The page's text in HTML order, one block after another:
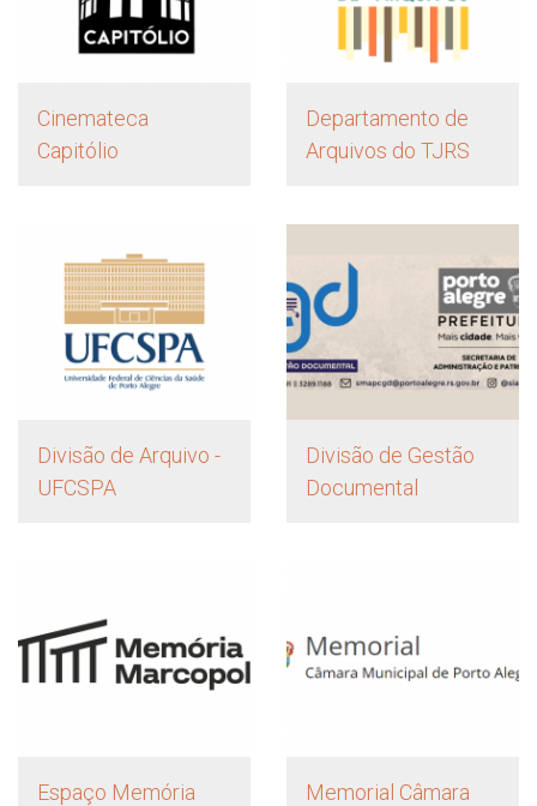
Cinemateca
Capitólio
Departamento de
Arquivos do TJRS
Divisão de Arquivo -
UFCSPA
Divisão de Gestão
Documental
Espaço Memória
Memorial Câmara